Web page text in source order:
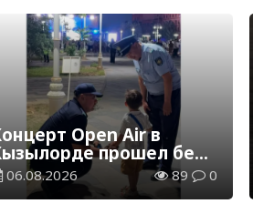
Open Air в
прошел без
порядка
06.08.2026 89 0